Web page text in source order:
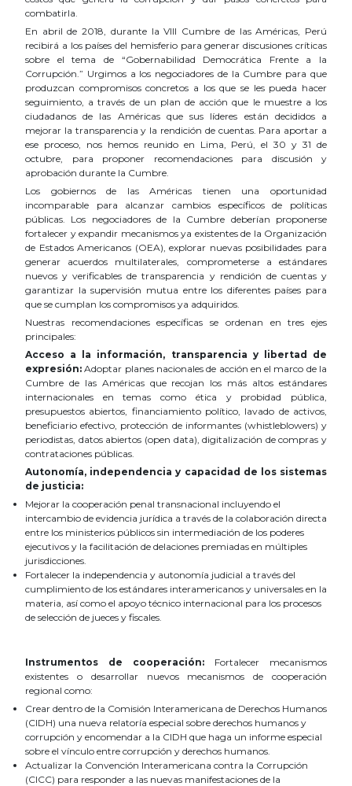
combatirla.
En abril de 2018, durante la VIII Cumbre de las Américas, Perú
recibirá a los países del hemisferio para generar discusiones críticas
sobre el tema de “Gobernabilidad Democrática Frente a la
Corrupción.” Urgimos a los negociadores de la Cumbre para que
produzcan compromisos concretos a los que se les pueda hacer
seguimiento, a través de un plan de acción que le muestre a los
ciudadanos de las Américas que sus líderes están decididos a
mejorar la transparencia y la rendición de cuentas. Para aportar a
ese proceso, nos hemos reunido en Lima, Perú, el 30 y 31 de
octubre, para proponer recomendaciones para discusión y
aprobación durante la Cumbre.
Los gobiernos de las Américas tienen una oportunidad
incomparable para alcanzar cambios específicos de políticas
públicas. Los negociadores de la Cumbre deberían proponerse
fortalecer y expandir mecanismos ya existentes de la Organización
de Estados Americanos (OEA), explorar nuevas posibilidades para
generar acuerdos multilaterales, comprometerse a estándares
nuevos y verificables de transparencia y rendición de cuentas y
garantizar la supervisión mutua entre los diferentes países para
que se cumplan los compromisos ya adquiridos.
Nuestras recomendaciones específicas se ordenan en tres ejes
principales:
Acceso a la información, transparencia y libertad de
expresión: Adoptar planes nacionales de acción en el marco de la
Cumbre de las Américas que recojan los más altos estándares
internacionales en temas como ética y probidad pública,
presupuestos abiertos, financiamiento político, lavado de activos,
beneficiario efectivo, protección de informantes (whistleblowers) y
periodistas, datos abiertos (open data), digitalización de compras y
contrataciones públicas.
Autonomía, independencia y capacidad de los sistemas
de justicia:
Mejorar la cooperación penal transnacional incluyendo el
intercambio de evidencia jurídica a través de la colaboración directa
entre los ministerios públicos sin intermediación de los poderes
ejecutivos y la facilitación de delaciones premiadas en múltiples
jurisdicciones.
Fortalecer la independencia y autonomía judicial a través del
cumplimiento de los estándares interamericanos y universales en la
materia, así como el apoyo técnico internacional para los procesos
de selección de jueces y fiscales.
Instrumentos de cooperación: Fortalecer mecanismos
existentes o desarrollar nuevos mecanismos de cooperación
regional como:
Crear dentro de la Comisión Interamericana de Derechos Humanos
(CIDH) una nueva relatoría especial sobre derechos humanos y
corrupción y encomendar a la CIDH que haga un informe especial
sobre el vínculo entre corrupción y derechos humanos.
Actualizar la Convención Interamericana contra la Corrupción
(CICC) para responder a las nuevas manifestaciones de la